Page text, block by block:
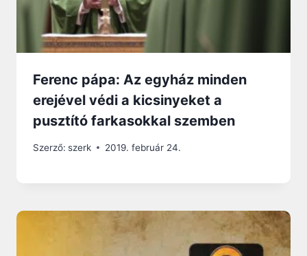
Ferenc pápa: Az egyház minden
erejével védi a kicsinyeket a
pusztító farkasokkal szemben
Szerző: szerk 2019. február 24.